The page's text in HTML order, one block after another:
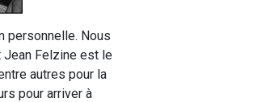
personnelle. Nous
Felzine est le
autres pour la
pour arriver à